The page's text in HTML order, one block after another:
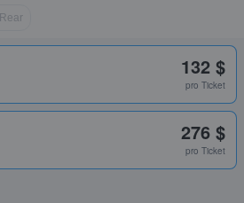
Rear
132 $
pro Ticket
276 $
pro Ticket